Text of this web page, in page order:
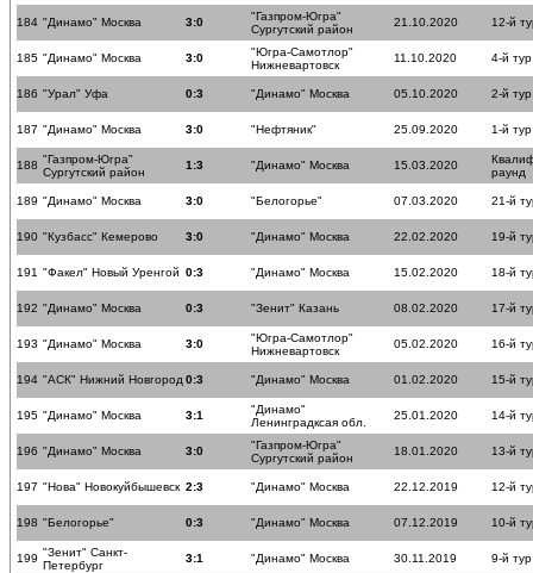
184 "Динамо" Москва 3:0
"Газпром-Югра"
Сургутский район
21.10.2020 12-й
185 "Динамо" Москва 3:0
"Югра-Самотлор"
Нижневартовск
11.10.2020 4-й тур
186 "Урал" Уфа 0:3 "Динамо" Москва 05.10.2020 2-й тур
187 "Динамо" Москва 3:0 "Нефтяник" 25.09.2020 1-й тур
188 "Газпром-Югра"
Сургутский район
1:3 "Динамо" Москва 15.03.2020
раунд
189 "Динамо" Москва 3:0 "Белогорье" 07.03.2020 21-й
190 "Кузбасс" Кемерово 3:0 "Динамо" Москва 22.02.2020 19-й
191 "Факел" Новый Уренгой 0:3 "Динамо" Москва 15.02.2020 18-й
192 "Динамо" Москва 0:3 "Зенит" Казань 08.02.2020 17-й
193 "Динамо" Москва 3:0
"Югра-Самотлор"
Нижневартовск
05.02.2020 16-й
194 "АСК" Нижний Новгород 0:3 "Динамо" Москва 01.02.2020 15-й
195 "Динамо" Москва 3:1
"Динамо"
Ленинградксая обл.
25.01.2020 14-й
196 "Динамо" Москва 3:0
"Газпром-Югра"
Сургутский район
18.01.2020 13-й
197 "Нова" Новокуйбышевск 2:3 "Динамо" Москва 22.12.2019 12-й
198 "Белогорье" 0:3 "Динамо" Москва 07.12.2019 10-й
199 "Зенит" Санкт-
Петербург
3:1 "Динамо" Москва 30.11.2019 9-й тур